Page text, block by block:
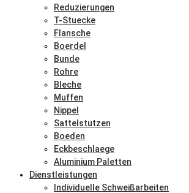
Reduzierungen
T-Stuecke
Flansche
Boerdel
Bunde
Rohre
Bleche
Muffen
Nippel
Sattelstutzen
Boeden
Eckbeschlaege
Aluminium Paletten
Dienstleistungen
Individuelle Schweißarbeiten